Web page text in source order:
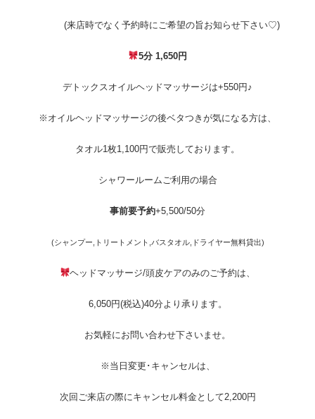
(来店時でなく予約時にご希望の旨お知らせ下さい♡)
5分 1,650円
デトックスオイルヘッドマッサージは+550円♪
※オイルヘッドマッサージの後ベタつきが気になる方は、
タオル1枚1,100円で販売しております。
シャワールームご利用の場合
事前要予約+5,500/50分
(シャンプー,トリートメント,バスタオル,ドライヤー無料貸出)
ヘッドマッサージ/頭皮ケアのみのご予約は、
6,050円(税込)40分より承ります。
お気軽にお問い合わせ下さいませ。
※当日変更･キャンセルは、
次回ご来店の際にキャンセル料金として2,200円